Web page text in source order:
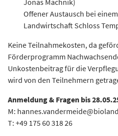
Jonas Machnik)
Offener Austausch bei
Landwirtschaft Schloss
Keine Teilnahmekosten, da
Förderprogramm
Unkostenbeitrag für die
wird von den Teilnehmern
Anmeldung & Fragen bis
M:
T: +49 175 60 318 26